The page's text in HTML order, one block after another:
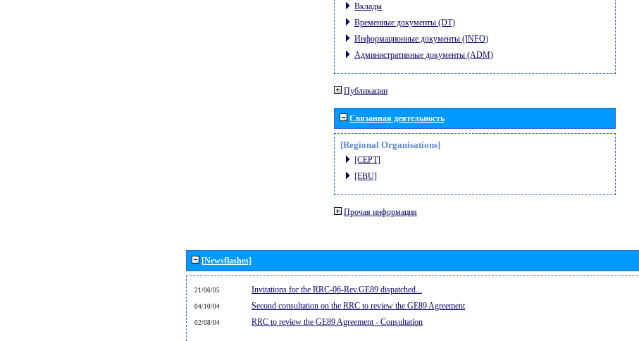
Вклады
Временные документы (DT)
Информационные документы (INFO)
Административные документы (ADM)
Публикации
Связанная деятельность
[Regional Organisations]
[CEPT]
[EBU]
Прочая информация
[Newsflashes]
21/06/05 Invitations for the RRC-06-Rev.GE89 dispatched...
04/10/04 Second consultation on the RRC to review the GE89 Agreement
02/08/04 RRC to review the GE89 Agreement - Consultation